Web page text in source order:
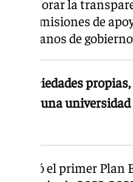
mejorar la
comisiones de
órganos de
dos sociedades
de una
aprobó el primer